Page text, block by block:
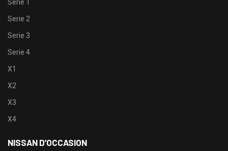
Serie 1
Serie 2
Serie 3
Serie 4
X1
X2
X3
X4
NISSAN D’OCCASION